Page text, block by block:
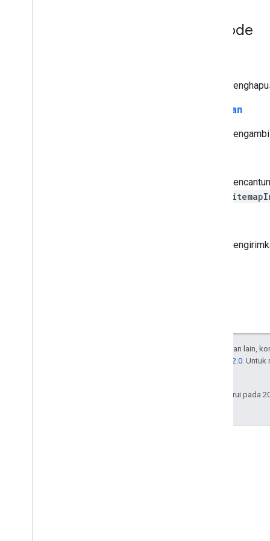
Metode
dapatkan
Kecuali dinyatakan lain,
Lisensi Apache 2.0 .
Terakhir diperbarui pada